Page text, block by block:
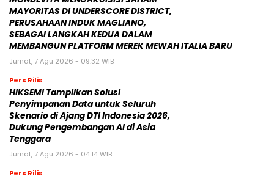
MAYORITAS DI UNDERSCORE DISTRICT,
PERUSAHAAN INDUK MAGLIANO,
SEBAGAI LANGKAH KEDUA DALAM
MEMBANGUN PLATFORM MEREK MEWAH ITALIA BARU
Jumat, 7 Agu 2026 - 09:32 WIB
Pers Rilis
HIKSEMI Tampilkan Solusi
Penyimpanan Data untuk Seluruh
Skenario di Ajang DTI Indonesia 2026,
Dukung Pengembangan AI di Asia
Tenggara
Jumat, 7 Agu 2026 - 04:14 WIB
Pers Rilis